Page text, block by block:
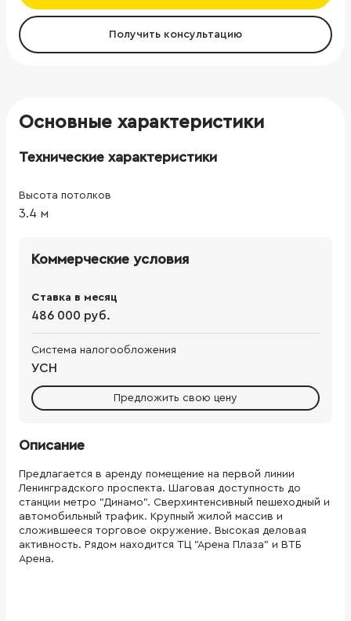
Получить консультацию
Основные характеристики
Технические характеристики
Высота потолков
3.4 м
Коммерческие условия
Ставка в месяц
486 000 руб.
Система налогообложения
УСН
Предложить свою цену
Описание
Предлагается в аренду помещение на первой линии
Ленинградского проспекта. Шаговая доступность до
станции метро "Динамо". Сверхинтенсивный пешеходный и
автомобильный трафик. Крупный жилой массив и
сложившееся торговое окружение. Высокая деловая
активность. Рядом находится ТЦ "Арена Плаза" и ВТБ
Арена.